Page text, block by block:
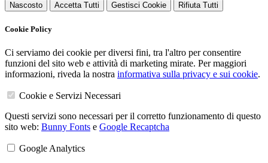
Nascosto Accetta Tutti Gestisci Cookie Rifiuta Tutti
Cookie Policy
Ci serviamo dei cookie per diversi fini, tra l'altro per consentire
funzioni del sito web e attività di marketing mirate. Per maggiori
informazioni, riveda la nostra informativa sulla privacy e sui cookie.
Cookie e Servizi Necessari
Questi servizi sono necessari per il corretto funzionamento di questo
sito web: Bunny Fonts e Google Recaptcha
Google Analytics